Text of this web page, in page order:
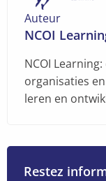
Auteur
NCOI
NCOI
organisaties
leren en
Restez